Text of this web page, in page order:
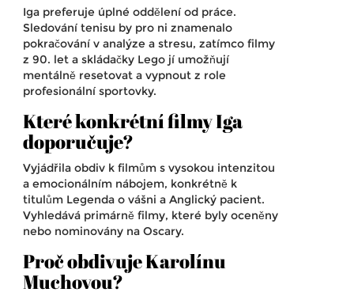
Iga preferuje úplné oddělení od práce.
Sledování tenisu by pro ni znamenalo
pokračování v analýze a stresu, zatímco filmy
z 90. let a skládačky Lego jí umožňují
mentálně resetovat a vypnout z role
profesionální sportovky.
Které konkrétní filmy Iga
doporučuje?
Vyjádřila obdiv k filmům s vysokou intenzitou
a emocionálním nábojem, konkrétně k
titulům Legenda o vášni a Anglický pacient.
Vyhledává primárně filmy, které byly oceněny
nebo nominovány na Oscary.
Proč obdivuje Karolínu
Muchovou?